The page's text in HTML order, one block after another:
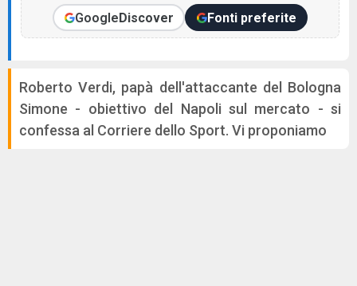
GoogleDiscover Fonti preferite
Roberto Verdi, papà dell'attaccante del Bologna
Simone - obiettivo del Napoli sul mercato - si
confessa al Corriere dello Sport. Vi proponiamo